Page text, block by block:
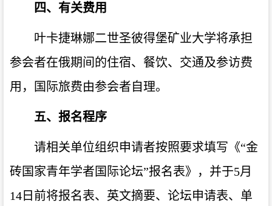
四、 有关费用
叶卡捷琳娜二世圣彼得堡矿业大学将承担
参会者在俄期间的住宿、餐饮、交通及参访费
用，国际旅费由参会者自理。
五、报名程序
请相关单位组织申请者按照要求填写《“金
砖国家青年学者国际论坛”报名表》，并于5月
14日前将报名表、英文摘要、论坛申请表、单